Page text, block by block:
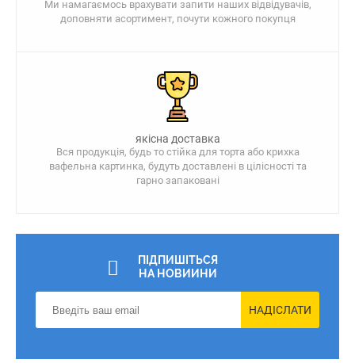
Ми намагаємось врахувати запити наших відвідувачів,
доповняти асортимент, почути кожного покупця
якісна доставка
Вся продукція, будь то стійка для торта або крихка
вафельна картинка, будуть доставлені в цілісності та
гарно запаковані
ПІДПИШІТЬСЯ
НА НОВИИНИ
НАДІСЛАТИ